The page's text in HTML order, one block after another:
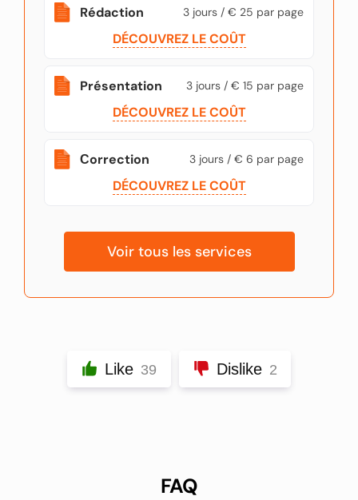
Rédaction 3 jours / € 25 par page
DÉCOUVREZ LE COÛT
Présentation 3 jours / € 15 par page
DÉCOUVREZ LE COÛT
Сorrection 3 jours / € 6 par page
DÉCOUVREZ LE COÛT
Voir tous les services
Like 39 Dislike 2
FAQ